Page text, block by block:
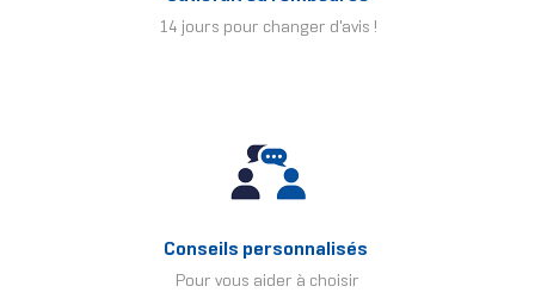
14 jours pour changer d'avis !
Conseils personnalisés
Pour vous aider à choisir